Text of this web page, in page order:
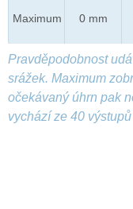
Maximum 0 mm
Pravděpodobnost
srážek. Maximum
očekávaný úhrn pak
vychází ze 40